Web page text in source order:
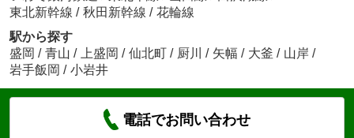
東北新幹線 / 秋田新幹線 / 花輪線
駅から探す
盛岡 / 青山 / 上盛岡 / 仙北町 / 厨川 / 矢幅 / 大釜 / 山岸 /
岩手飯岡 / 小岩井
電話でお問い合わせ